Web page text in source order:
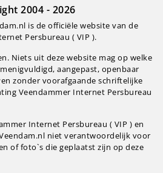
2004 - 2026
is de officiële website van de
Persbureau ( VIP ).
Niets uit deze website mag op welke
aangepast, openbaar
zonder voorafgaande schriftelijke
Veendammer Internet Persbureau
Internet Persbureau ( VIP ) en
niet verantwoordelijk voor
of foto`s die geplaatst zijn op deze